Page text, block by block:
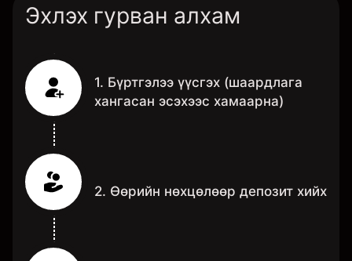
Эхлэх гурван алхам
1. Бүртгэлээ үүсгэх (шаардлага
хангасан эсэхээс хамаарна)
2. Өөрийн нөхцөлөөр депозит хийх